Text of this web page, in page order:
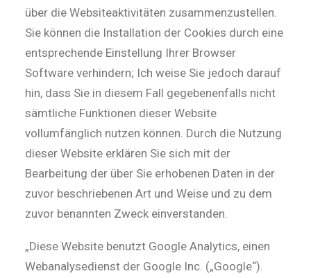
über die Websiteaktivitäten zusammenzustellen.
Sie können die Installation der Cookies durch eine
entsprechende Einstellung Ihrer Browser
Software verhindern; Ich weise Sie jedoch darauf
hin, dass Sie in diesem Fall gegebenenfalls nicht
sämtliche Funktionen dieser Website
vollumfänglich nutzen können. Durch die Nutzung
dieser Website erklären Sie sich mit der
Bearbeitung der über Sie erhobenen Daten in der
zuvor beschriebenen Art und Weise und zu dem
zuvor benannten Zweck einverstanden.
„Diese Website benutzt Google Analytics, einen
Webanalysedienst der Google Inc. („Google“).